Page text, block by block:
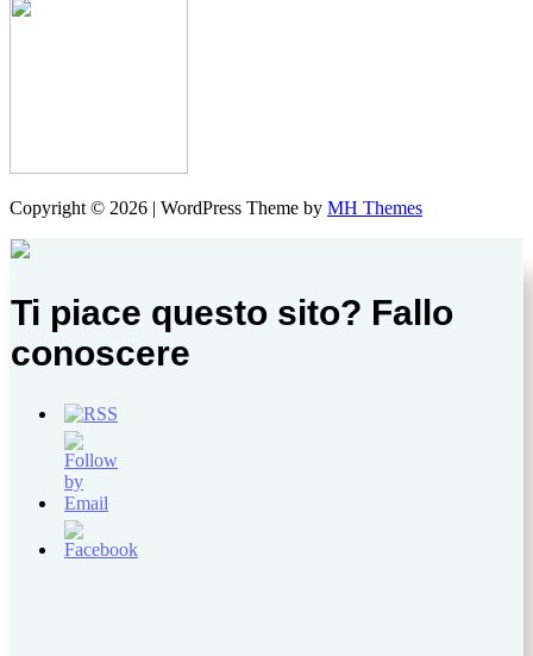
Copyright © 2026 | WordPress Theme by MH Themes
Ti piace questo sito? Fallo
conoscere